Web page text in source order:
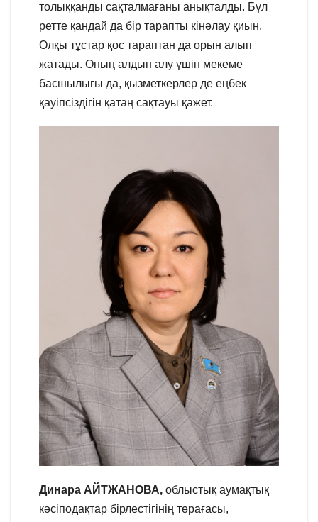
толыққанды сақталмағаны анықталды. Бұл
ретте қандай да бір тарапты кінәлау қиын.
Олқы тұстар қос тараптан да орын алып
жатады. Оның алдын алу үшін мекеме
басшылығы да, қызметкерлер де еңбек
қауіпсіздігін қатаң сақтауы қажет.
Динара АЙТЖАНОВА, облыстық аумақтық
кәсіподақтар бірлестігінің төрағасы,